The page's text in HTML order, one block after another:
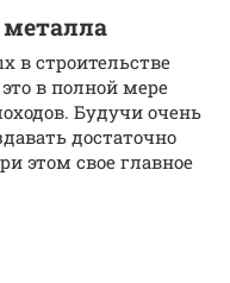
строительстве
в полной мере
Будучи очень
достаточно
этом свое главное